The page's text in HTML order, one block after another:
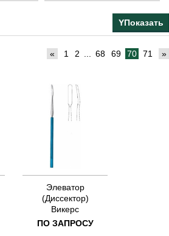
160
200
205
250
270
120
« 1 2 68 69 70 71 »
Элеватор
(Диссектор)
Викерс
ПО ЗАПРОСУ